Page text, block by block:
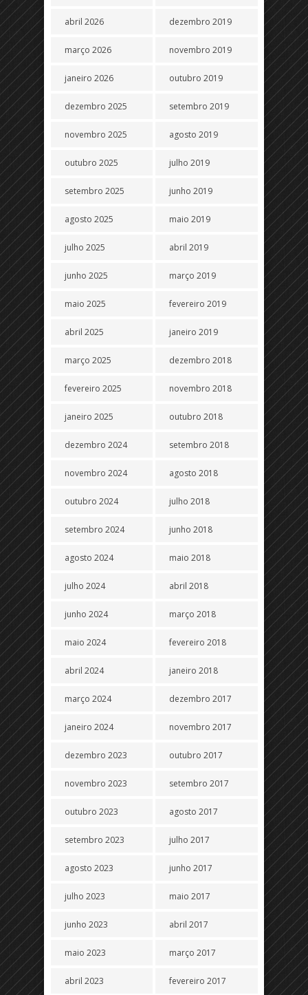
abril 2026
março 2026
janeiro 2026
dezembro 2025
novembro 2025
outubro 2025
setembro 2025
agosto 2025
julho 2025
junho 2025
maio 2025
abril 2025
março 2025
fevereiro 2025
janeiro 2025
dezembro 2024
novembro 2024
outubro 2024
setembro 2024
agosto 2024
julho 2024
junho 2024
maio 2024
abril 2024
março 2024
janeiro 2024
dezembro 2023
novembro 2023
outubro 2023
setembro 2023
agosto 2023
julho 2023
junho 2023
maio 2023
abril 2023
dezembro 2019
novembro 2019
outubro 2019
setembro 2019
agosto 2019
julho 2019
junho 2019
maio 2019
abril 2019
março 2019
fevereiro 2019
janeiro 2019
dezembro 2018
novembro 2018
outubro 2018
setembro 2018
agosto 2018
julho 2018
junho 2018
maio 2018
abril 2018
março 2018
fevereiro 2018
janeiro 2018
dezembro 2017
novembro 2017
outubro 2017
setembro 2017
agosto 2017
julho 2017
junho 2017
maio 2017
abril 2017
março 2017
fevereiro 2017